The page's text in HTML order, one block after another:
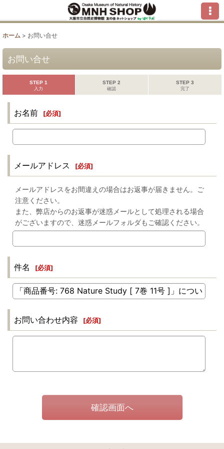
ホーム > お問い合せ
お問い合せ
STEP 1
入力
STEP 2
確認
STEP 3
完了
お名前 [必須]
メールアドレス [必須]
メールアドレスをお間違えの場合はお返事が届きません。ご
注意ください。
また、弊店からのお返事が迷惑メールとして処理される場合
がございますので、迷惑メールフォルダもご確認ください。
件名 [必須]
お問い合わせ内容 [必須]
確認画面へ